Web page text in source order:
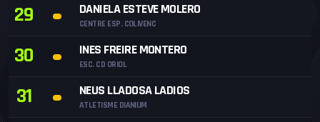
29 DANIELA ESTEVE MOLERO
CENTRE ESP. COLIVENC
30 INES FREIRE MONTERO
ESC. CD ORIOL
31 NEUS LLADOSA LADIOS
ATLETISME DIANIUM